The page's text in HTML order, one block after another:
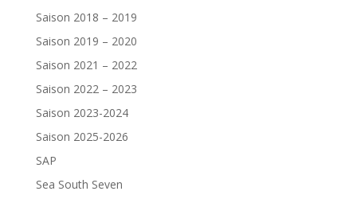
Saison 2018 – 2019
Saison 2019 – 2020
Saison 2021 – 2022
Saison 2022 – 2023
Saison 2023-2024
Saison 2025-2026
SAP
Sea South Seven